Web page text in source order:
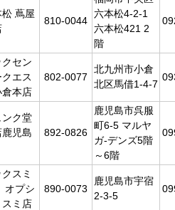
蔦屋
810-0044
六本松4-2-1
六本松421 2
階
クセン
クエス
倉本店
802-0077
北九州市小倉
北区馬借1-4-7
ンク堂
児島
892-0826
鹿児島市呉服
町6-5 マルヤ
ガ-デンズ5階
～6階
スミ
オプシ
スミ店
890-0073
鹿児島市宇宿
2-3-5